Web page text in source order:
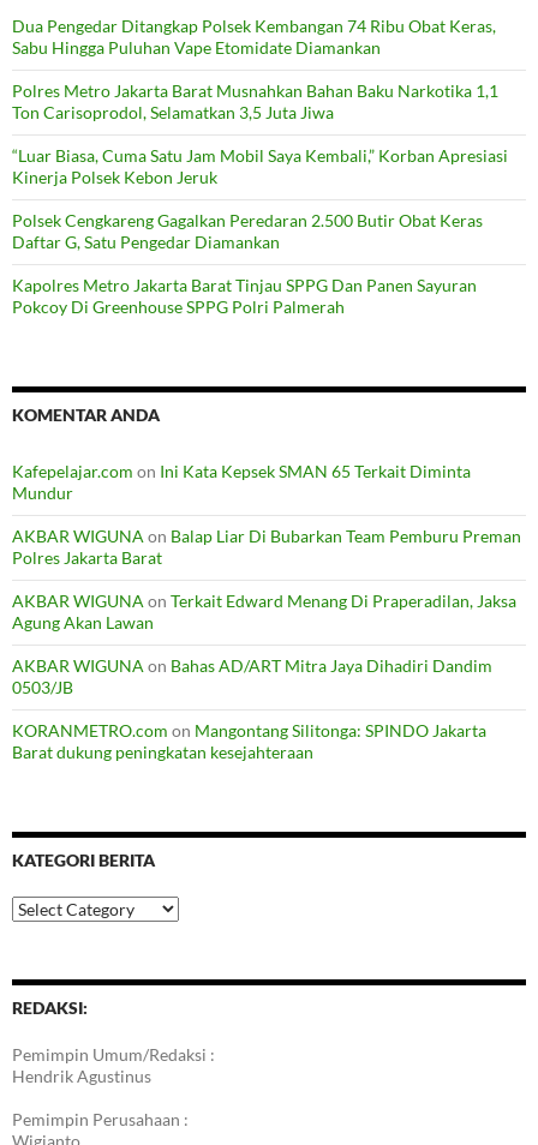
Dua Pengedar Ditangkap Polsek Kembangan 74 Ribu Obat Keras,
Sabu Hingga Puluhan Vape Etomidate Diamankan
Polres Metro Jakarta Barat Musnahkan Bahan Baku Narkotika 1,1
Ton Carisoprodol, Selamatkan 3,5 Juta Jiwa
“Luar Biasa, Cuma Satu Jam Mobil Saya Kembali,” Korban Apresiasi
Kinerja Polsek Kebon Jeruk
Polsek Cengkareng Gagalkan Peredaran 2.500 Butir Obat Keras
Daftar G, Satu Pengedar Diamankan
Kapolres Metro Jakarta Barat Tinjau SPPG Dan Panen Sayuran
Pokcoy Di Greenhouse SPPG Polri Palmerah
KOMENTAR ANDA
Kafepelajar.com on Ini Kata Kepsek SMAN 65 Terkait Diminta
Mundur
AKBAR WIGUNA on Balap Liar Di Bubarkan Team Pemburu Preman
Polres Jakarta Barat
AKBAR WIGUNA on Terkait Edward Menang Di Praperadilan, Jaksa
Agung Akan Lawan
AKBAR WIGUNA on Bahas AD/ART Mitra Jaya Dihadiri Dandim
0503/JB
KORANMETRO.com on Mangontang Silitonga: SPINDO Jakarta
Barat dukung peningkatan kesejahteraan
KATEGORI BERITA
Kategori
Berita
REDAKSI:
Pemimpin Umum/Redaksi :
Hendrik Agustinus
Pemimpin Perusahaan :
Wigianto